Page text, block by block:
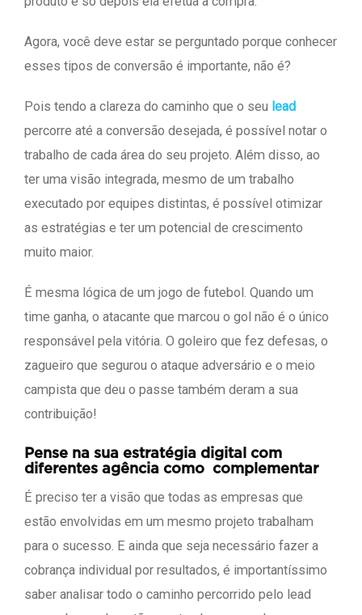
Agora, você deve estar se perguntado porque conhecer
esses tipos de conversão é importante, não é?
Pois tendo a clareza do caminho que o seu lead
percorre até a conversão desejada, é possível notar o
trabalho de cada área do seu projeto. Além disso, ao
ter uma visão integrada, mesmo de um trabalho
executado por equipes distintas, é possível otimizar
as estratégias e ter um potencial de crescimento
muito maior.
É mesma lógica de um jogo de futebol. Quando um
time ganha, o atacante que marcou o gol não é o único
responsável pela vitória. O goleiro que fez defesas, o
zagueiro que segurou o ataque adversário e o meio
campista que deu o passe também deram a sua
contribuição!
Pense na sua estratégia digital com
diferentes agência como complementar
É preciso ter a visão que todas as empresas que
estão envolvidas em um mesmo projeto trabalham
para o sucesso. E ainda que seja necessário fazer a
cobrança individual por resultados, é importantíssimo
saber analisar todo o caminho percorrido pelo lead